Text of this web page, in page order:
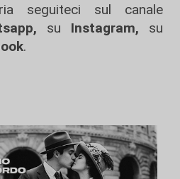
seguiteci sul canale
su Instagram, su
.